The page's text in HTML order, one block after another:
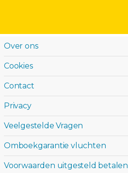
Over ons
Cookies
Contact
Privacy
Veelgestelde Vragen
Omboekgarantie vluchten
Voorwaarden uitgesteld betalen